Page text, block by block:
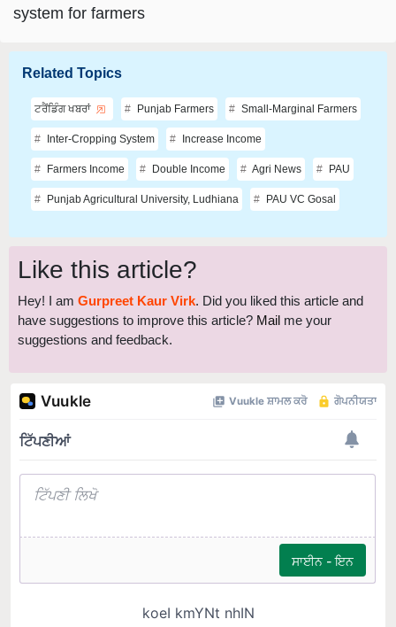
system for farmers
Related Topics
ਟਰੈਂਡਿੰਗ ਖਬਰਾਂ Punjab Farmers Small-Marginal Farmers
Inter-Cropping System Increase Income
Farmers Income Double Income Agri News PAU
Punjab Agricultural University, Ludhiana PAU VC Gosal
Like this article?
Hey! I am Gurpreet Kaur Virk. Did you liked this article and
have suggestions to improve this article? Mail me your
suggestions and feedback.